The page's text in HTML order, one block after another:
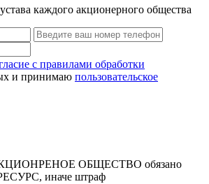
каждого акционерного общества
с правилами обработки
и принимаю пользовательское
ОБЩЕСТВО обязано
иначе штраф